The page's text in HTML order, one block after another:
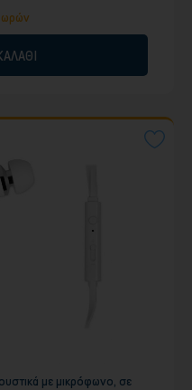
ωρών
με μικρόφωνο, σε